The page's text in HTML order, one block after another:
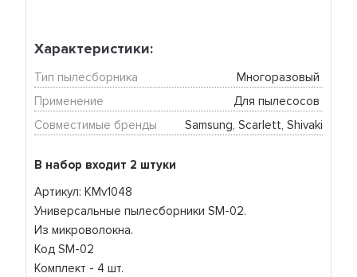
В набор входит 2 штуки
Артикул: KMv1048
Универсальные пылесборники SM-02.
Из микроволокна.
Код SM-02
Комплект - 4 шт.
Характеристики:
Тип пылесборника
Многоразовый
Применение
Для пылесосов
Совместимые бренды
Samsung, Scarlett, Shivaki